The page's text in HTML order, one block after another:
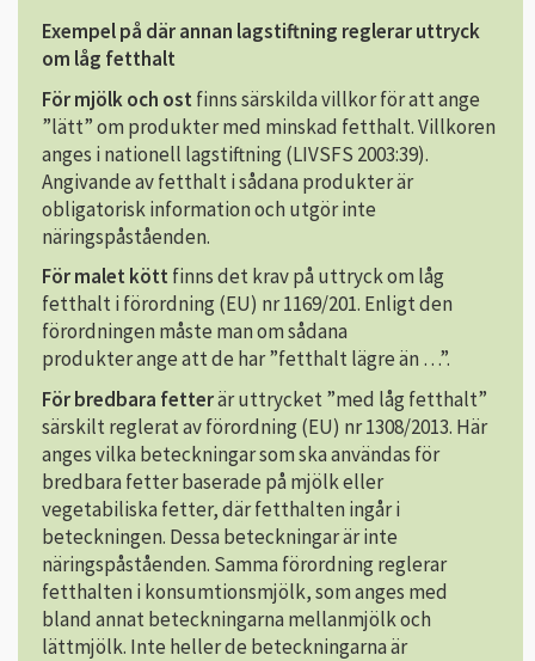
Exempel på där annan lagstiftning reglerar uttryck
om låg fetthalt
För mjölk och ost finns särskilda villkor för att ange
”lätt” om produkter med minskad fetthalt. Villkoren
anges i nationell lagstiftning (LIVSFS 2003:39).
Angivande av fetthalt i sådana produkter är
obligatorisk information och utgör inte
näringspåståenden.
För malet kött finns det krav på uttryck om låg
fetthalt i förordning (EU) nr 1169/201. Enligt den
förordningen måste man om sådana
produkter ange att de har ”fetthalt lägre än …”.
För bredbara fetterär uttrycket ”med låg fetthalt”
särskilt reglerat av förordning (EU) nr 1308/2013. Här
anges vilka beteckningar som ska användas för
bredbara fetter baserade på mjölk eller
vegetabiliska fetter, där fetthalten ingår i
beteckningen. Dessa beteckningar är inte
näringspåståenden. Samma förordning reglerar
fetthalten i konsumtionsmjölk, som anges med
bland annat beteckningarna mellanmjölk och
lättmjölk. Inte heller de beteckningarna är